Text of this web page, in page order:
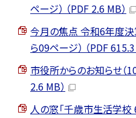
ページ） （PDF 2.6 MB）
今月の焦点 令和6年度決
ら09ページ） （PDF 615.3
市役所からのお知らせ（
2.6 MB）
人の窓「千歳市生活学